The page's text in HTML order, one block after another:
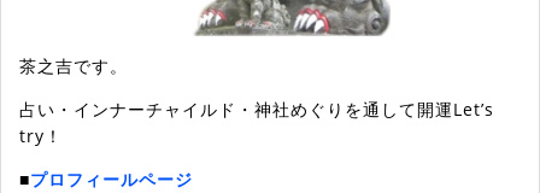
茶之吉です。
占い・インナーチャイルド・神社めぐりを通して開運Let’s
try！
■プロフィールページ